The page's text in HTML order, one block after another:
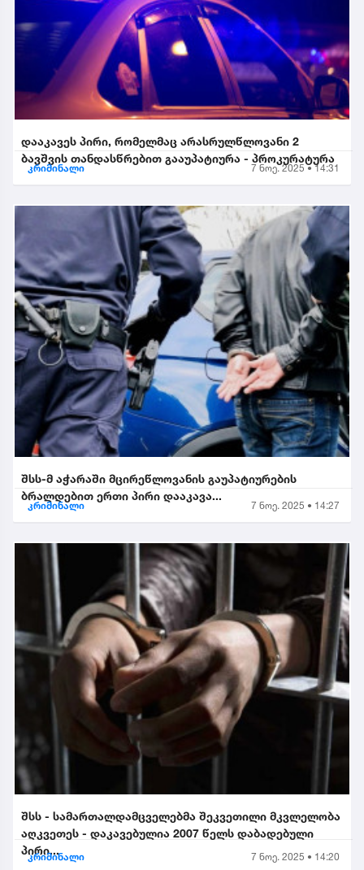
დააკავეს პირი, რომელმაც არასრულწლოვანი 2
ბავშვის თანდასწრებით გააუპატიურა - პროკურატურა
კრიმინალი 7 ნოე. 2025 • 14:31
შსს-მ აჭარაში მცირეწლოვანის გაუპატიურების
ბრალდებით ერთი პირი დააკავა...
კრიმინალი 7 ნოე. 2025 • 14:27
შსს - სამართალდამცველებმა შეკვეთილი მკვლელობა
აღკვეთეს - დაკავებულია 2007 წელს დაბადებული
პირი...
კრიმინალი 7 ნოე. 2025 • 14:20